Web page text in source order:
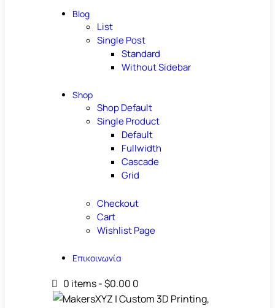
Blog
List
Single Post
Standard
Without Sidebar
Shop
Shop Default
Single Product
Default
Fullwidth
Cascade
Grid
Checkout
Cart
Wishlist Page
Επικοινωνία
0 items-$0.00 0